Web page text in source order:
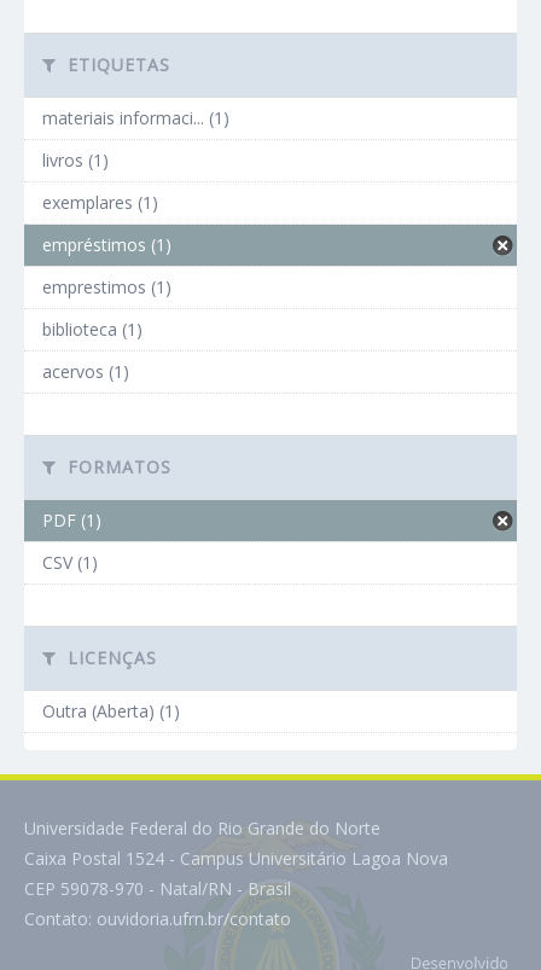
ETIQUETAS
materiais informaci... (1)
livros (1)
exemplares (1)
empréstimos (1)
emprestimos (1)
biblioteca (1)
acervos (1)
FORMATOS
PDF (1)
CSV (1)
LICENÇAS
Outra (Aberta) (1)
Universidade Federal do Rio Grande do Norte
Caixa Postal 1524 - Campus Universitário Lagoa Nova
CEP 59078-970 - Natal/RN - Brasil
Contato: ouvidoria.ufrn.br/contato